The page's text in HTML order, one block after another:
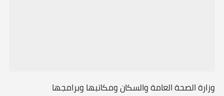
وزارة الصحة العامة والسكان ومكاتبها وبرامجها